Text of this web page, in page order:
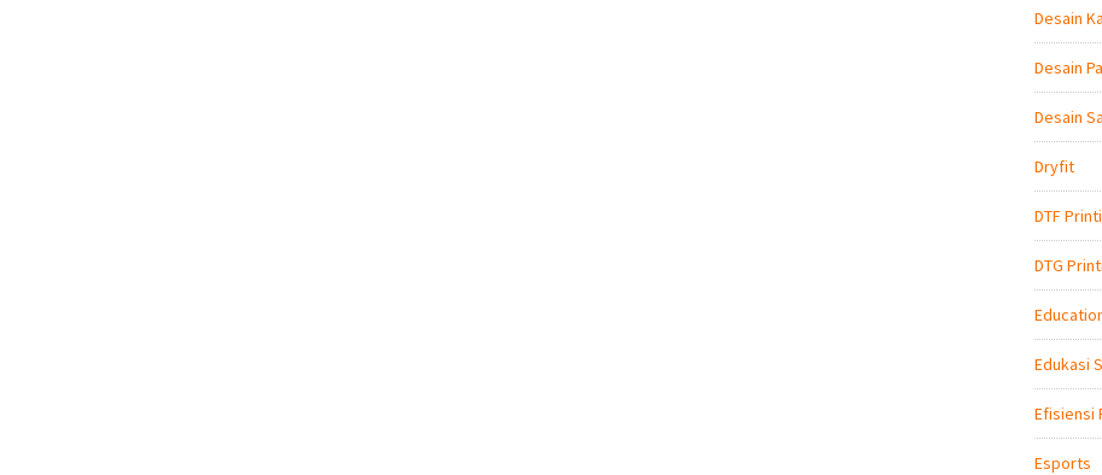
Desain
Desain
Desain
Dryfit
DTF
DTG
Edukasi
Efisiensi
Esports